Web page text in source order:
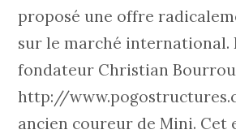
proposé une offre
sur le marché international.
fondateur Christian
http://
ancien coureur de Mini. Cet